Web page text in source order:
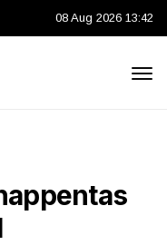
08 Aug 2026 13:42